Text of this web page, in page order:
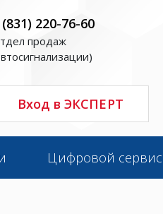
220-76-60
продаж
Вход в ЭКСПЕРТ
Цифровой сервис